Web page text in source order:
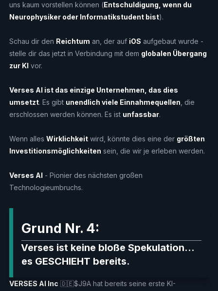
uns kaum vorstellen können (Entschuldigung, wenn du
Neurophysiker oder Informatikstudent bist).
Schau dir den Reichtum an, der auf iOS aufgebaut wurde -
stelle dir das jetzt in Verbindung mit dem globalen Übergang
zur KI vor.
Verses AI ist das einzige Unternehmen, das dies
umsetzt. Es gibt unendlich viele Einnahmequellen , die
erschlossen werden können. Es ist unfassbar.
Wenn alles Wirklichkeitwird, könnte dies eine der größten
Investitionsmöglichkeiten sein, die wir je erleben werden.
Verses AI - Pionier des nächsten großen
Technologieumbruchs.
Grund Nr. 4:
Verses ist keine bloße Spekulation...
es GESCHIEHT bereits.
VERSES AI Inc 🇩🇪$J9A hat bereits seine erste KI-